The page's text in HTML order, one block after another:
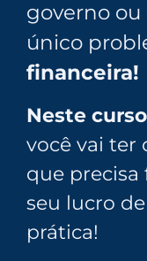
governo ou
único
financeira!
Neste
você vai ter
que precisa
seu lucro
prática!